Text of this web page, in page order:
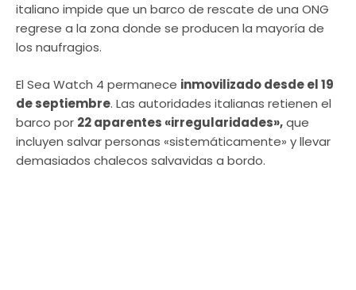
italiano impide que un barco de rescate de una ONG
regrese a la zona donde se producen la mayoría de
los naufragios.
El Sea Watch 4 permanece inmovilizado desde el 19
de septiembre. Las autoridades italianas retienen el
barco por 22 aparentes «irregularidades»,que
incluyen salvar personas «sistemáticamente» y llevar
demasiados chalecos salvavidas a bordo.